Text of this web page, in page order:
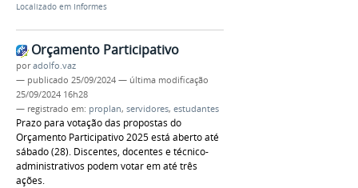
Localizado em Informes
Orçamento Participativo
poradolfo.vaz
— publicado 25/09/2024 — última modificação
25/09/2024 16h28
— registrado em: proplan, servidores, estudantes
Prazo para votação das propostas do
Orçamento Participativo 2025 está aberto até
sábado (28). Discentes, docentes e técnico-
administrativos podem votar em até três
ações.